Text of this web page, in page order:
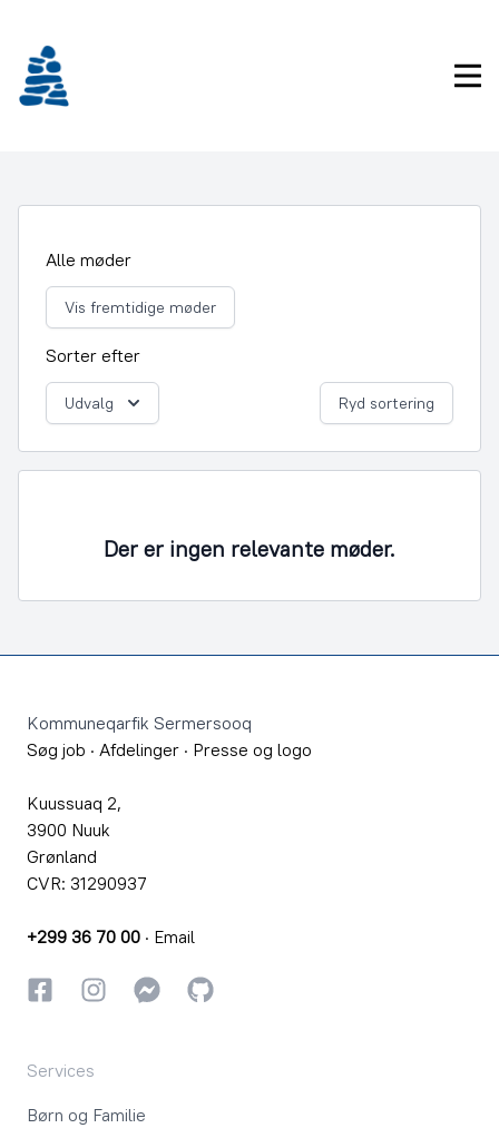
indhold
Alle møder
Vis fremtidige møder
Sorter efter
Udvalg Ryd sortering
Der er ingen relevante møder.
Kommuneqarfik Sermersooq
Søg job · Afdelinger · Presse og logo
Kuussuaq 2,
3900 Nuuk
Grønland
CVR: 31290937
+299 36 70 00 · Email
FacebookInstagramInstagram
GitHub
Services
Børn og Familie